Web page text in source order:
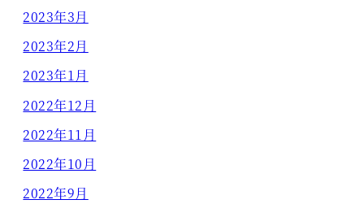
2023年3月
2023年2月
2023年1月
2022年12月
2022年11月
2022年10月
2022年9月